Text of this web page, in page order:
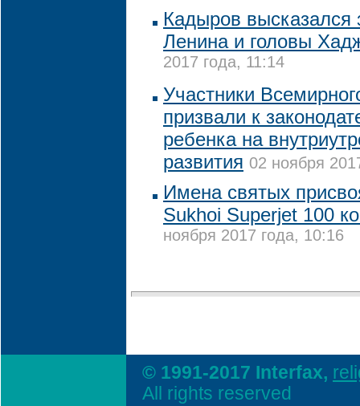
Кадыров высказался
Ленина и головы
2017 года, 11:14
Участники
призвали к
ребенка на
развития 02 ноября
Имена святых
Sukhoi Superjet 100
ноября 2017 года, 10:16
© 1991-2017 Interfax,
All rights reserved